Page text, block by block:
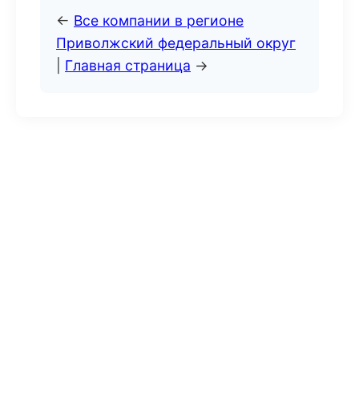
← Все компании в регионе
Приволжский федеральный округ
Главная страница →